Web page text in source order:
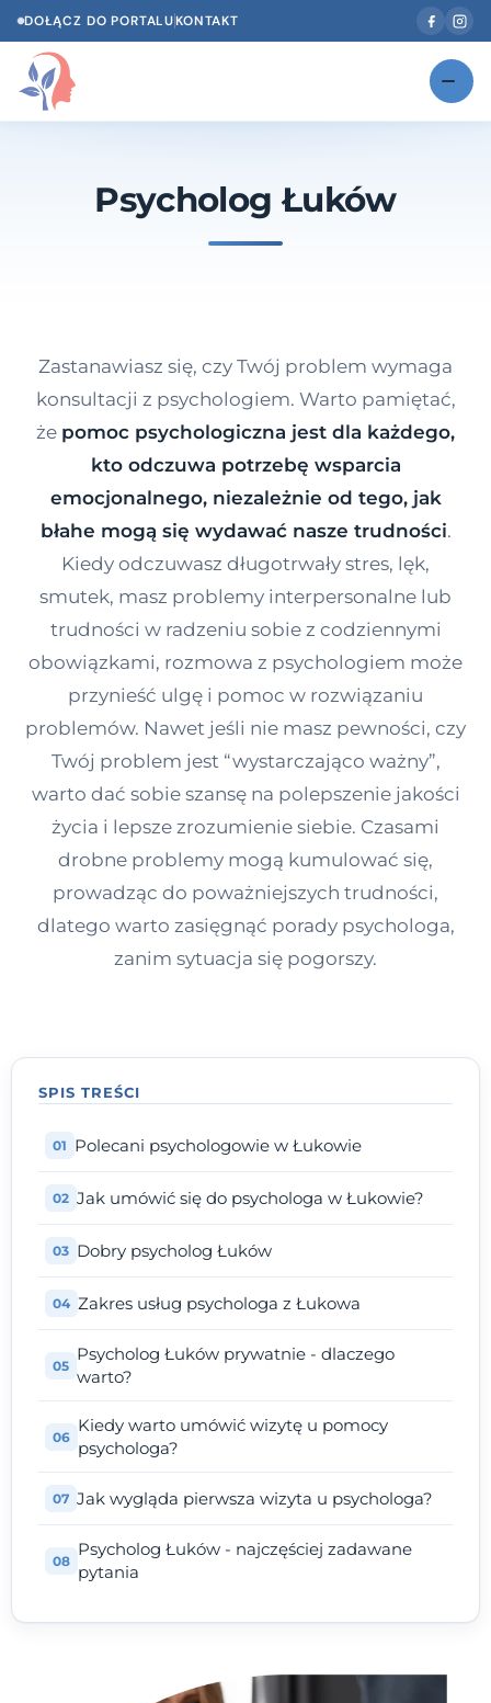
DOŁĄCZ DO PORTALUKONTAKT
NOWOŚĆ
Dawka wiedzy
Kontakt
Dołącz do portalu
Psycholog Łuków
Zastanawiasz się, czy Twój problem wymaga
konsultacji z psychologiem. Warto pamiętać,
że pomoc psychologiczna jest dla każdego,
kto odczuwa potrzebę wsparcia
emocjonalnego, niezależnie od tego, jak
błahe mogą się wydawać nasze trudności.
Kiedy odczuwasz długotrwały stres, lęk,
smutek, masz problemy interpersonalne lub
trudności w radzeniu sobie z codziennymi
obowiązkami, rozmowa z psychologiem może
przynieść ulgę i pomoc w rozwiązaniu
problemów. Nawet jeśli nie masz pewności, czy
Twój problem jest “wystarczająco ważny”,
warto dać sobie szansę na polepszenie jakości
życia i lepsze zrozumienie siebie. Czasami
drobne problemy mogą kumulować się,
prowadząc do poważniejszych trudności,
dlatego warto zasięgnąć porady psychologa,
zanim sytuacja się pogorszy.
SPIS TREŚCI
Polecani psychologowie w Łukowie
Jak umówić się do psychologa w Łukowie?
Dobry psycholog Łuków
Zakres usług psychologa z Łukowa
Psycholog Łuków prywatnie - dlaczego
warto?
Kiedy warto umówić wizytę u pomocy
psychologa?
Jak wygląda pierwsza wizyta u psychologa?
Psycholog Łuków - najczęściej zadawane
pytania